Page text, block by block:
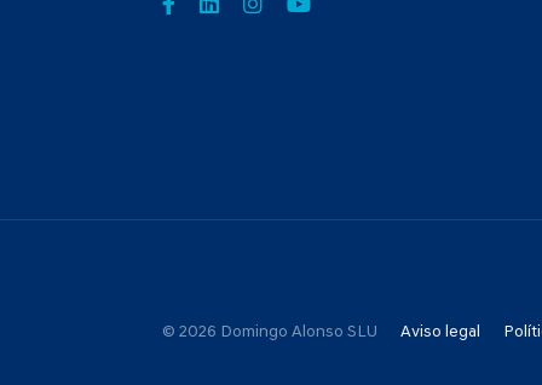
© 2026 Domingo Alonso SLU Aviso legal